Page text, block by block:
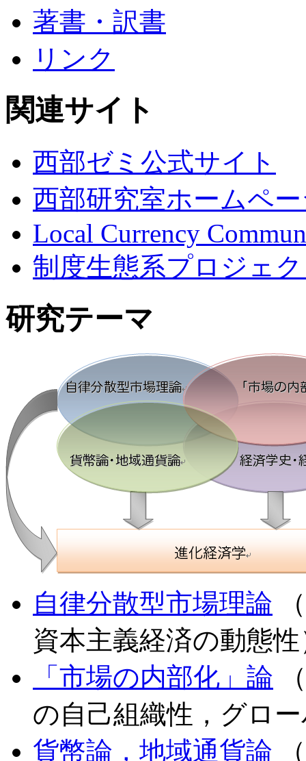
著書・訳書
リンク
関連サイト
西部ゼミ公式サイト
西部研究室ホームペ
Local Currency
制度生態系プロジェ
研究テーマ
自律分散型市場理論
資本主義経済の動態性
「市場の内部化」論
の自己組織性，グロ
貨幣論，地域通貨論